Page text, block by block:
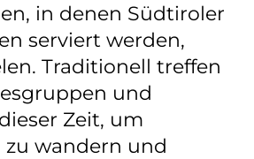
in denen Südtiroler
serviert werden,
Traditionell treffen
und
Zeit, um
wandern und